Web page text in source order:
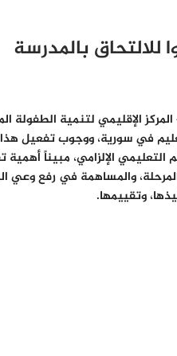
بالمدرسة
المركز الإقليمي لتنمية الطفولة
في سورية، ووجوب تفعيل
الإلزامي، مبيناً
والمساهمة في رفع وعي
وتقييمها.